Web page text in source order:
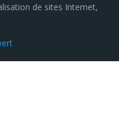
de sites Internet,